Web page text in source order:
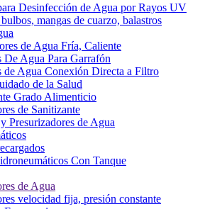
Desinfección de Agua por Rayos UV
mangas de cuarzo, balastros
de Agua Fría, Caliente
De Agua Para Garrafón
de Agua Conexión Directa a Filtro
de la Salud
Grado Alimenticio
de Sanitizante
Presurizadores de Agua
Con Tanque
de Agua
velocidad fija, presión constante